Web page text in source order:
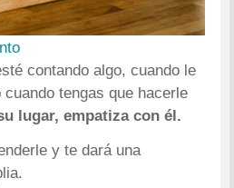
contando algo, cuando le
tengas que hacerle
lugar, empatiza con él.
y te dará una